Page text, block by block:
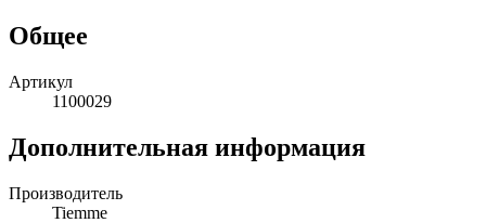
Общее
Артикул
1100029
Дополнительная информация
Производитель
Tiemme